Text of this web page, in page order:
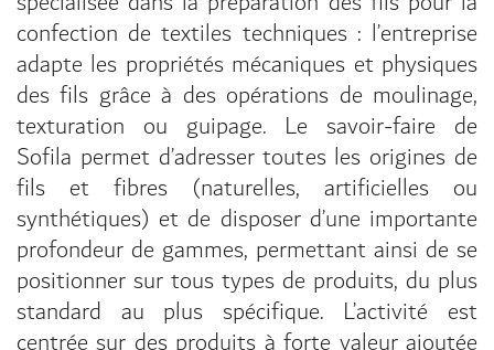
confection de textiles techniques : l’entreprise
adapte les propriétés mécaniques et physiques
des fils grâce à des opérations de moulinage,
texturation ou guipage. Le savoir-faire de
Sofila permet d’adresser toutes les origines de
fils et fibres (naturelles, artificielles ou
synthétiques) et de disposer d’une importante
profondeur de gammes, permettant ainsi de se
positionner sur tous types de produits, du plus
standard au plus spécifique. L’activité est